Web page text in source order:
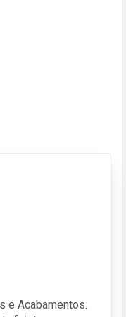
e Acabamentos.